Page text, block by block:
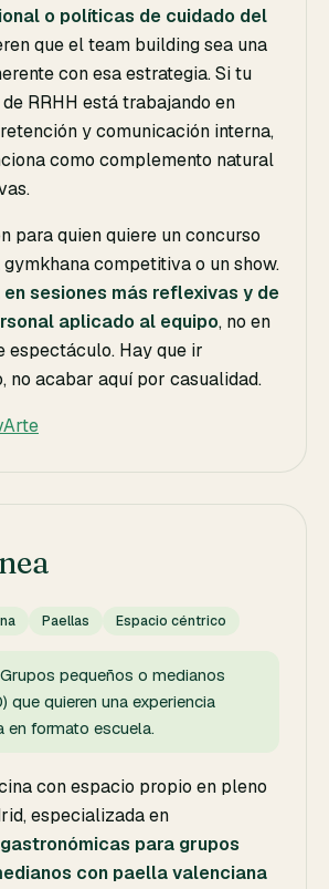
o políticas de cuidado del
que el team building sea una
con esa estrategia. Si tu
RRHH está trabajando en
y comunicación interna,
como complemento natural
para quien quiere un concurso
gymkhana competitiva o un show.
sesiones más reflexivas y de
aplicado al equipo, no en
espectáculo. Hay que ir
no acabar aquí por casualidad.
Paellas Espacio céntrico
Grupos pequeños o medianos
quieren una experiencia
en formato escuela.
con espacio propio en pleno
especializada en
para grupos
con paella valenciana